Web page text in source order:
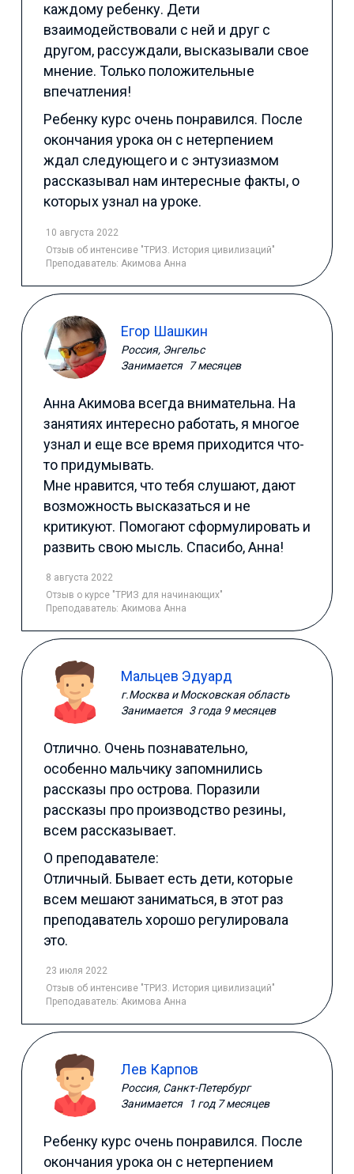
каждому ребенку. Дети
взаимодействовали с ней и друг с
другом, рассуждали, высказывали свое
мнение. Только положительные
впечатления!
Ребенку курс очень понравился. После
окончания урока он с нетерпением
ждал следующего и с энтузиазмом
рассказывал нам интересные факты, о
которых узнал на уроке.
10 августа 2022
Отзыв об интенсиве "ТРИЗ. История цивилизаций"
Преподаватель: Акимова Анна
Егор Шашкин
Россия, Энгельс
Занимается 7 месяцев
Анна Акимова всегда внимательна. На
занятиях интересно работать, я многое
узнал и еще все время приходится что-
то придумывать.
Мне нравится, что тебя слушают, дают
возможность высказаться и не
критикуют. Помогают сформулировать и
развить свою мысль. Спасибо, Анна!
8 августа 2022
Отзыв о курсе "ТРИЗ для начинающих"
Преподаватель: Акимова Анна
Мальцев Эдуард
г.Москва и Московская область
Занимается 3 года 9 месяцев
Отлично. Очень познавательно,
особенно мальчику запомнились
рассказы про острова. Поразили
рассказы про производство резины,
всем рассказывает.
О преподавателе:
Отличный. Бывает есть дети, которые
всем мешают заниматься, в этот раз
преподаватель хорошо регулировала
это.
23 июля 2022
Отзыв об интенсиве "ТРИЗ. История цивилизаций"
Преподаватель: Акимова Анна
Лев Карпов
Россия, Санкт-Петербург
Занимается
1 год 7 месяцев
Ребенку курс очень понравился. После
окончания урока он с нетерпением